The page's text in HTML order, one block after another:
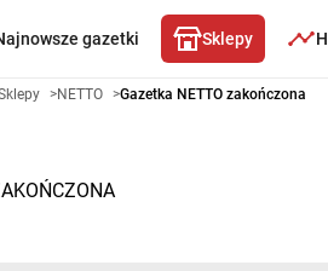
gazetki Sklepy
NETTO
>NETTO >Gazetka NETTO zakończona